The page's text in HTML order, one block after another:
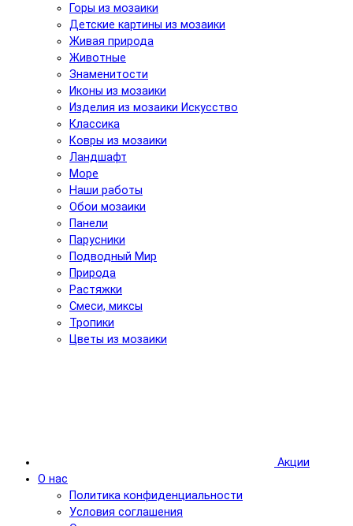
Горы из мозаики
Детские картины из мозаики
Живая природа
Животные
Знаменитости
Иконы из мозаики
Изделия из мозаики Искусство
Классика
Ковры из мозаики
Ландшафт
Море
Наши работы
Обои мозаики
Панели
Парусники
Подводный Мир
Природа
Растяжки
Смеси, миксы
Тропики
Цветы из мозаики
Акции
О нас
Политика конфиденциальности
Условия соглашения